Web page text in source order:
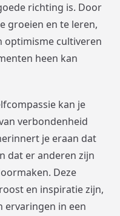
richting is. Door
groeien en te leren,
optimisme cultiveren
heen kan
kan je
verbondenheid
je eraan dat
dat er anderen zijn
Deze
en inspiratie zijn,
ervaringen in een